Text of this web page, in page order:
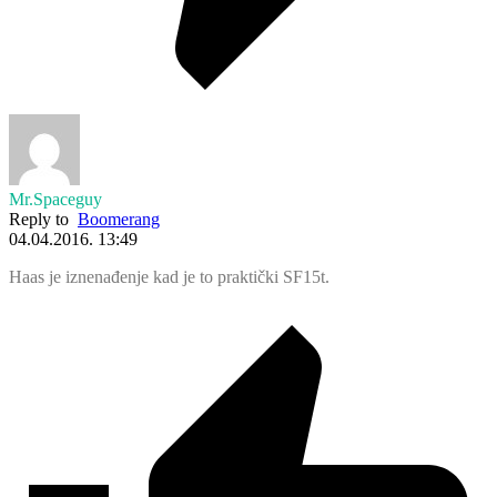
Mr.Spaceguy
Reply to Boomerang
04.04.2016. 13:49
Haas je iznenađenje kad je to praktički SF15t.